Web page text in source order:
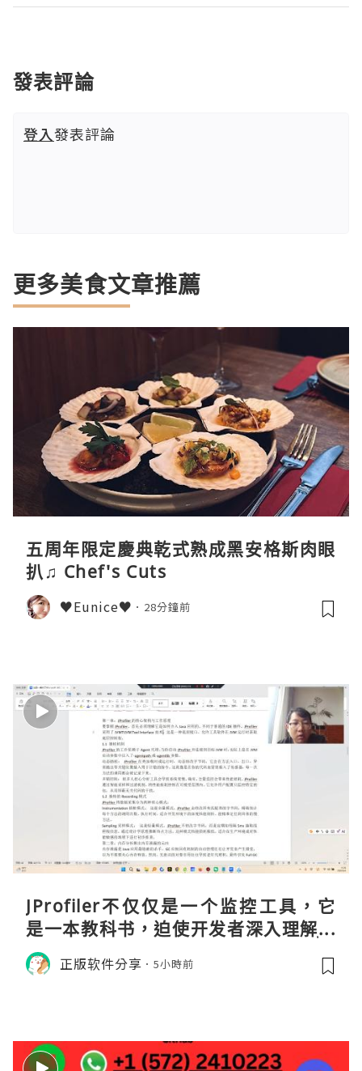
發表評論
登入發表評論
更多美食文章推薦
五周年限定慶典乾式熟成黑安格斯肉眼
扒♫ Chef's Cuts
♥Eunice♥ 28分鐘前
JProfiler不仅仅是一个监控工具，它
是一本教科书，迫使开发者深入理解JV
M的内存模型、垃圾回收机制和并发原
理。通过直观的可视化数据，它将抽象
正版软件分享 5小時前